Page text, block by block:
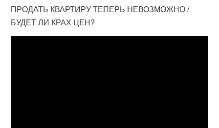
ПРОДАТЬ КВАРТИРУ ТЕПЕРЬ НЕВОЗМОЖНО /
БУДЕТ ЛИ КРАХ ЦЕН?